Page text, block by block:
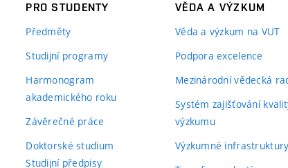
PRO STUDENTY
Předměty
Studijní programy
Harmonogram
akademického roku
Závěrečné práce
Doktorské studium
Studijní předpisy
VĚDA A VÝZKUM
Věda a výzkum na VUT
Podpora excelence
Mezinárodní vědecká
Systém zajišťování
výzkumu
Výzkumné infrastruktury